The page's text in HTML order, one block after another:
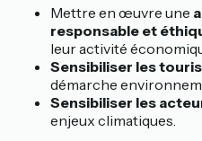
Mettre en œuvre une
responsable et
leur activité
Sensibiliser les
démarche
Sensibiliser les
enjeux climatiques.